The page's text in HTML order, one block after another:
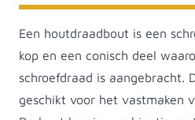
Een houtdraadbout is een
kop en een conisch deel
schroefdraad is aangebracht.
geschikt voor het vastmaken